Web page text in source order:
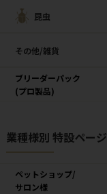
昆虫
その他/雑貨
ブリーダーパック
(プロ製品)
業種様別 特設ページ
ペットショップ/
サロン様